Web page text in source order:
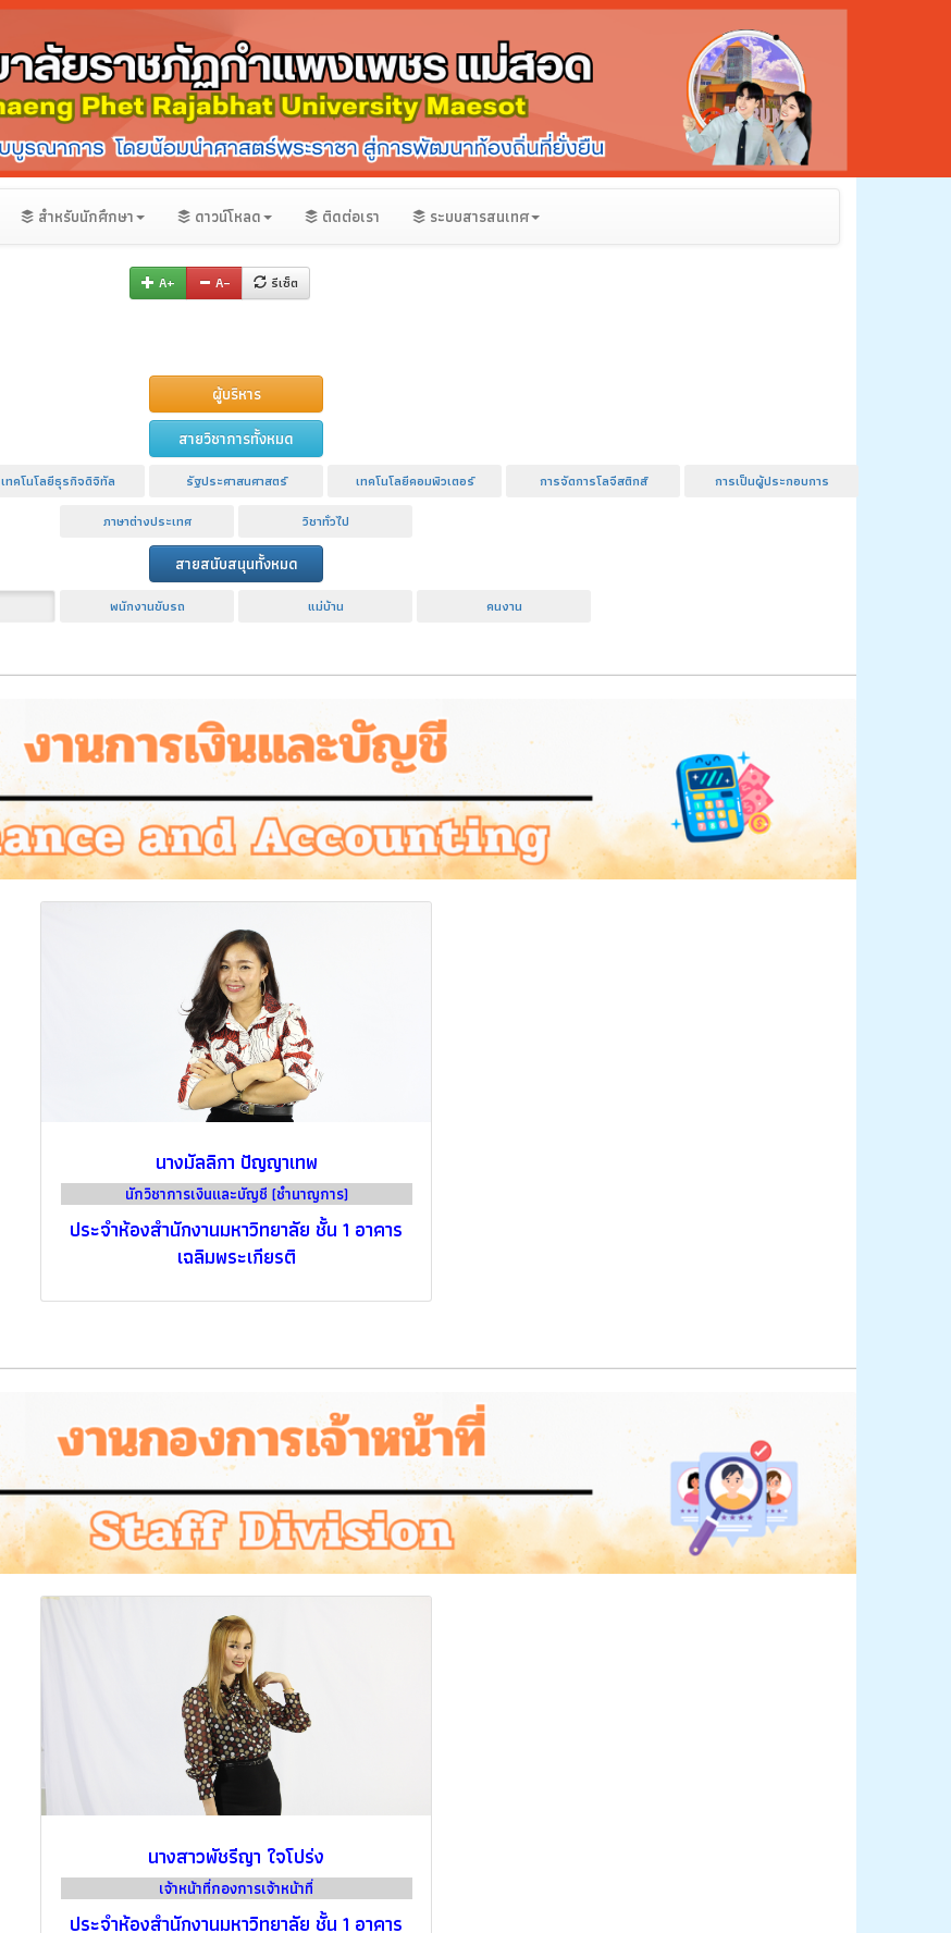
สำหรับนักศึกษา ดาวน์โหลด ติดต่อเรา ระบบสารสนเทศ
A+ A– รีเซ็ต
ผู้บริหาร
สายวิชาการทั้งหมด
เทคโนโลยีธุรกิจดิจิทัล รัฐประศาสนศาสตร์ เทคโนโลยีคอมพิวเตอร์ การจัดการโลจีสติกส์
การเป็นผู้ประกอบการ
ภาษาต่างประเทศ
วิชาทั่วไป
สายสนับสนุนทั้งหมด
พนักงานขับรถ แม่บ้าน คนงาน
นางมัลลิกา ปัญญาเทพ
นักวิชาการเงินและบัญชี (ชำนาญการ)
ประจำห้องสำนักงานมหาวิทยาลัย ชั้น 1 อาคาร
เฉลิมพระเกียรติ
นางสาวพัชรีญา ใจโปร่ง
เจ้าหน้าที่กองการเจ้าหน้าที่
ประจำห้องสำนักงานมหาวิทยาลัย ชั้น 1 อาคาร